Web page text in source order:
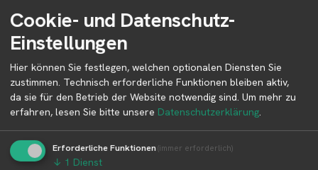
Infos zum Betreiber Alfkens Hof KG
Betreiber Adresse
Alfkens Hof KG
Groß Köhren 4
Niedersachsen
Deutschland
Cookie- und Datenschutz-
Einstellungen
Hier können Sie festlegen, welchen optionalen Diensten Sie
zustimmen. Technisch erforderliche Funktionen bleiben aktiv,
da sie für den Betrieb der Website notwendig sind. Um mehr zu
erfahren, lesen Sie bitte unsere Datenschutzerklärung.
Erforderliche Funktionen(immer erforderlich)
↓ 1 Dienst